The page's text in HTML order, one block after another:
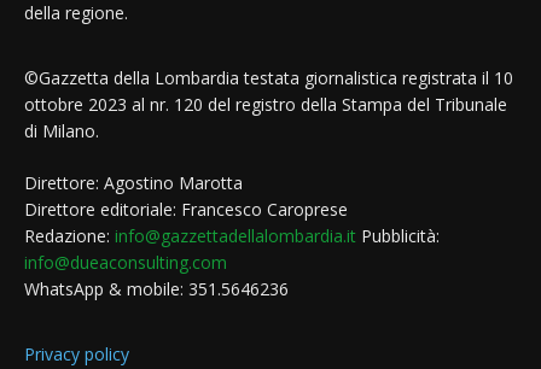
della regione.
©Gazzetta della Lombardia testata giornalistica registrata il 10
ottobre 2023 al nr. 120 del registro della Stampa del Tribunale
di Milano.
Direttore: Agostino Marotta
Direttore editoriale: Francesco Caroprese
Redazione: info@gazzettadellalombardia.it Pubblicità:
info@dueaconsulting.com
WhatsApp & mobile: 351.5646236
Privacy policy